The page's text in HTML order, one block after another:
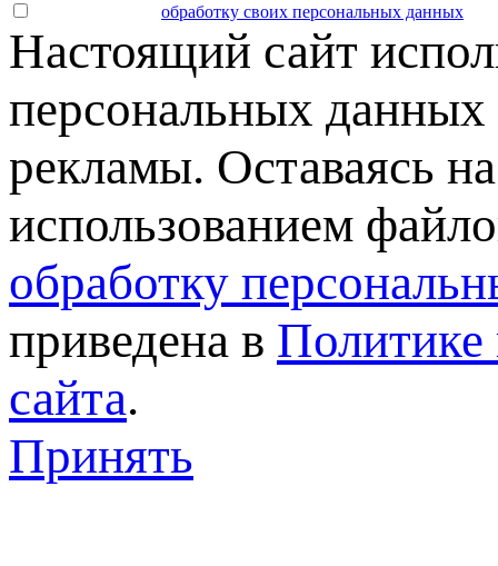
обработку своих персональных данных
Настоящий сайт
персональных данных
рекламы. Оставаясь
использованием
обработку
приведена в Политике
сайта.
Принять